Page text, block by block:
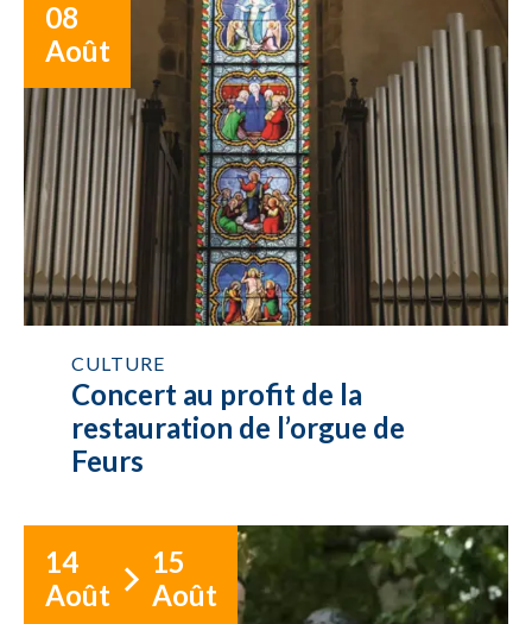
08
Août
CULTURE
Concert au profit de la
restauration de l’orgue de
Feurs
14
Août
15
Août